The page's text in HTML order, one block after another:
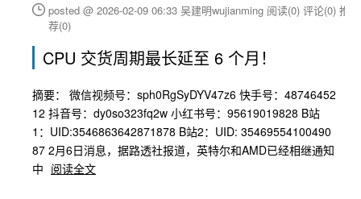
posted @ 2026-02-09 06:33 吴建明wujianming 阅读(0) 评论(0) 推
荐(0)
CPU 交货周期最长延至 6 个月！
摘要： 微信视频号：sph0RgSyDYV47z6 快手号：48746452
12 抖音号：dy0so323fq2w 小红书号：95619019828 B站
1：UID:3546863642871878 B站2：UID: 35469554100490
87 2月6日消息，据路透社报道，英特尔和AMD已经相继通知
中 阅读全文